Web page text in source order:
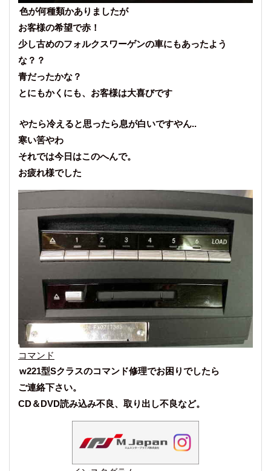
色が何種類かありましたが
お客様の希望で赤！
少し古めのフォルクスワーゲンの車にもあったよう
な？？
青だったかな？
とにもかくにも、お客様は大喜びです
やたら冷えると思ったら息が白いですやん..
寒い筈やわ
それでは今日はこのへんで。
お疲れ様でした
コマンド
w221型Sクラスのコマンド修理でお困りでしたら
ご連絡下さい。
CD＆DVD読み込み不良、取り出し不良など。